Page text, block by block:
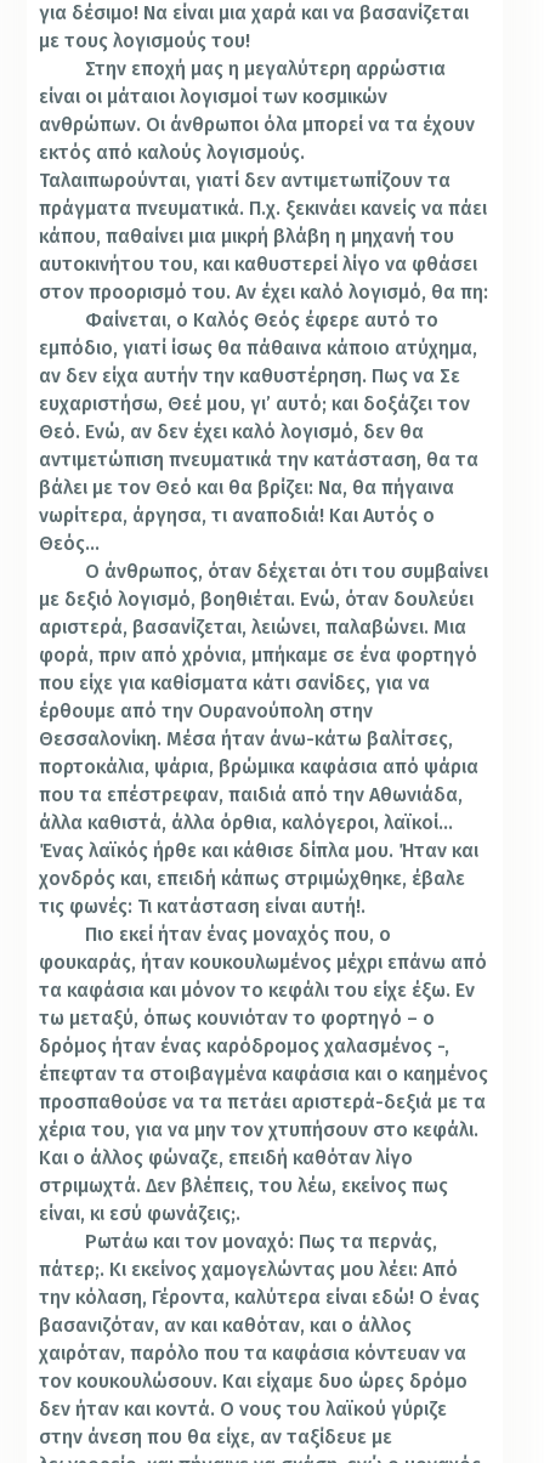
για δέσιμο! Να είναι μια χαρά και να βασανίζεται
με τους λογισμούς του!
Στην εποχή μας η μεγαλύτερη αρρώστια
είναι οι μάταιοι λογισμοί των κοσμικών
ανθρώπων. Οι άνθρωποι όλα μπορεί να τα έχουν
εκτός από καλούς λογισμούς.
Ταλαιπωρούνται, γιατί δεν αντιμετωπίζουν τα
πράγματα πνευματικά. Π.χ. ξεκινάει κανείς να πάει
κάπου, παθαίνει μια μικρή βλάβη η μηχανή του
αυτοκινήτου του, και καθυστερεί λίγο να φθάσει
στον προορισμό του. Αν έχει καλό λογισμό, θα πη:
Φαίνεται, ο Καλός Θεός έφερε αυτό το
εμπόδιο, γιατί ίσως θα πάθαινα κάποιο ατύχημα,
αν δεν είχα αυτήν την καθυστέρηση. Πως να Σε
ευχαριστήσω, Θεέ μου, γι’ αυτό; και δοξάζει τον
Θεό. Ενώ, αν δεν έχει καλό λογισμό, δεν θα
αντιμετώπιση πνευματικά την κατάσταση, θα τα
βάλει με τον Θεό και θα βρίζει: Να, θα πήγαινα
νωρίτερα, άργησα, τι αναποδιά! Και Αυτός ο
Θεός…
Ο άνθρωπος, όταν δέχεται ότι του συμβαίνει
με δεξιό λογισμό, βοηθιέται. Ενώ, όταν δουλεύει
αριστερά, βασανίζεται, λειώνει, παλαβώνει. Μια
φορά, πριν από χρόνια, μπήκαμε σε ένα φορτηγό
που είχε για καθίσματα κάτι σανίδες, για να
έρθουμε από την Ουρανούπολη στην
Θεσσαλονίκη. Μέσα ήταν άνω-κάτω βαλίτσες,
πορτοκάλια, ψάρια, βρώμικα καφάσια από ψάρια
που τα επέστρεφαν, παιδιά από την Αθωνιάδα,
άλλα καθιστά, άλλα όρθια, καλόγεροι, λαϊκοί…
Ένας λαϊκός ήρθε και κάθισε δίπλα μου. Ήταν και
χονδρός και, επειδή κάπως στριμώχθηκε, έβαλε
τις φωνές: Τι κατάσταση είναι αυτή!.
Πιο εκεί ήταν ένας μοναχός που, ο
φουκαράς, ήταν κουκουλωμένος μέχρι επάνω από
τα καφάσια και μόνον το κεφάλι του είχε έξω. Εν
τω μεταξύ, όπως κουνιόταν το φορτηγό – ο
δρόμος ήταν ένας καρόδρομος χαλασμένος -,
έπεφταν τα στοιβαγμένα καφάσια και ο καημένος
προσπαθούσε να τα πετάει αριστερά-δεξιά με τα
χέρια του, για να μην τον χτυπήσουν στο κεφάλι.
Και ο άλλος φώναζε, επειδή καθόταν λίγο
στριμωχτά. Δεν βλέπεις, του λέω, εκείνος πως
είναι, κι εσύ φωνάζεις;.
Ρωτάω και τον μοναχό: Πως τα περνάς,
πάτερ;. Κι εκείνος χαμογελώντας μου λέει: Από
την κόλαση, Γέροντα, καλύτερα είναι εδώ! Ο ένας
βασανιζόταν, αν και καθόταν, και ο άλλος
χαιρόταν, παρόλο που τα καφάσια κόντευαν να
τον κουκουλώσουν. Και είχαμε δυο ώρες δρόμο
δεν ήταν και κοντά. Ο νους του λαϊκού γύριζε
στην άνεση που θα είχε, αν ταξίδευε με